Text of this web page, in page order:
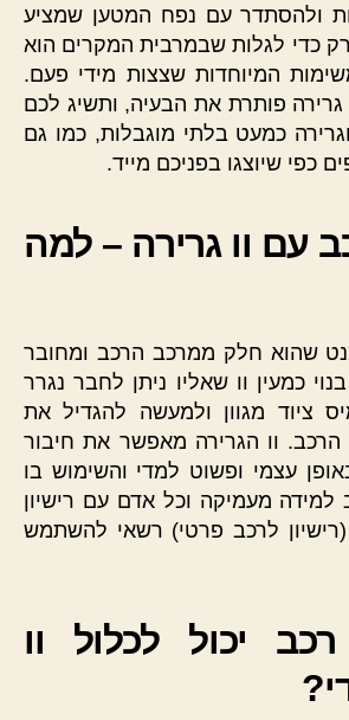
ולהסתדר עם נפח המטען שמציע
כדי לגלות שבמרבית המקרים הוא
המיוחדות שצצות מידי פעם.
פותרת את הבעיה, ותשיג לכם
כמעט בלתי מוגבלות, כמו גם
כפי שיוצגו בפניכם מייד.
עם וו גרירה – למה
שהוא חלק ממרכב הרכב ומחובר
כמעין וו שאליו ניתן לחבר נגרר
ציוד מגוון ולמעשה להגדיל את
וו הגרירה מאפשר את חיבור
עצמי ופשוט למדי והשימוש בו
למידה מעמיקה וכל אדם עם רישיון
לרכב פרטי) רשאי להשתמש
יכול לכלול וו